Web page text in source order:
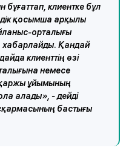
бұғаттап, клиентке бұл
қосымша арқылы
орталығы
хабарлайды. Қандай
клиенттің өзі
немесе
қаржы ұйымының
алады», - дейді
бастығы